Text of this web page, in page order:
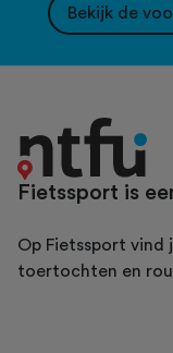
Bekijk de
Fietssport is
Op Fietssport vind
toertochten en